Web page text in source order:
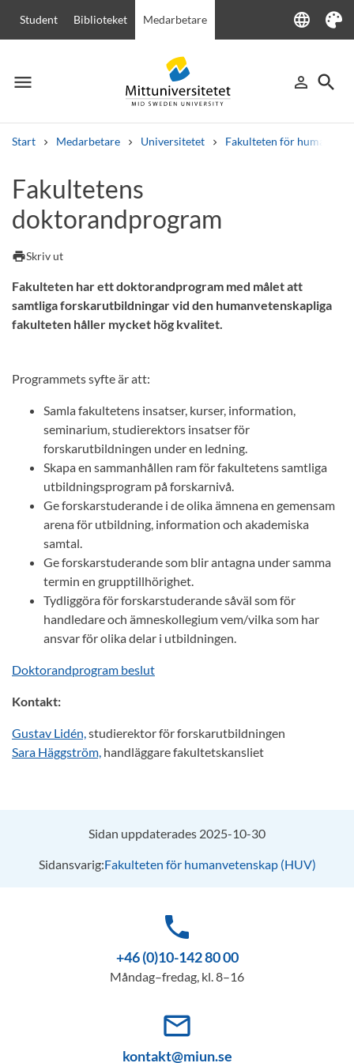
Student Biblioteket Medarbetare language
Language
Tema
menu
Meny person_outline
Logga in
search
Sök
Start Medarbetare Universitetet Fakulteten för
Andra söktjänster
Kurser och programKursplanerVälkomstbrev
Fakultetens
doktorandprogram
printSkriv ut
Fakulteten har ett doktorandprogram med målet att
samtliga forskarutbildningar vid den humanvetenskapliga
fakulteten håller mycket hög kvalitet.
Programmets syfte är att:
Samla fakultetens insatser, kurser, information,
seminarium, studierektors insatser för
forskarutbildningen under en ledning.
Skapa en sammanhållen ram för fakultetens samtliga
utbildningsprogram på forskarnivå.
Ge forskarstuderande i de olika ämnena en gemensam
arena för utbildning, information och akademiska
samtal.
Ge forskarstuderande som blir antagna under samma
termin en grupptillhörighet.
Tydliggöra för forskarstuderande såväl som för
handledare och ämneskollegium vem/vilka som har
ansvar för olika delar i utbildningen.
Doktorandprogram beslut
Kontakt:
Gustav Lidén,studierektor för forskarutbildningen
Sara Häggström, handläggare fakultetskansliet
Sidan uppdaterades 2025-10-30
Sidansvarig:Fakulteten för humanvetenskap (HUV)
phone
+46 (0)10-142 80 00
Måndag–fredag, kl. 8–16
mail_outline
kontakt@miun.se